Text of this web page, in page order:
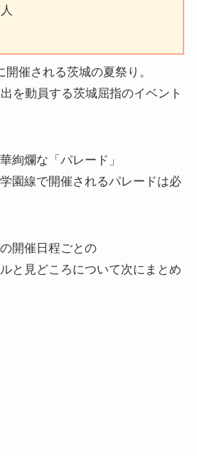
催される茨城の夏祭り。
を動員する茨城屈指のイベント
絢爛な「パレード」
園線で開催されるパレードは必
開催日程ごとの
と見どころについて次にまとめ